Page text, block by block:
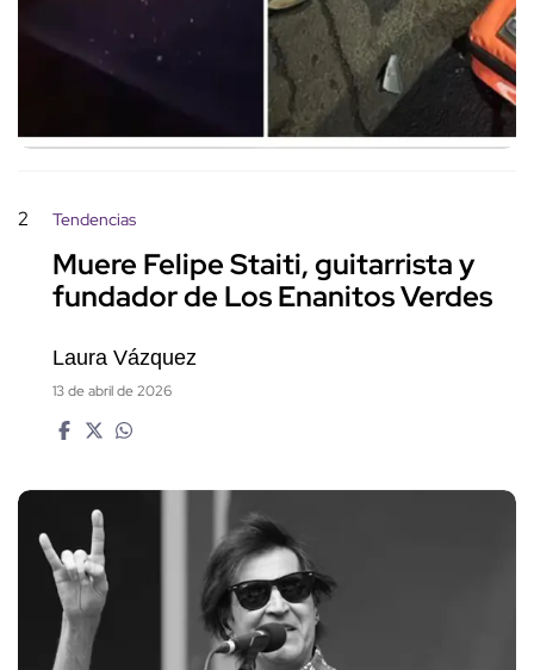
2 Tendencias
Muere Felipe Staiti, guitarrista y
fundador de Los Enanitos Verdes
Laura Vázquez
13 de abril de 2026